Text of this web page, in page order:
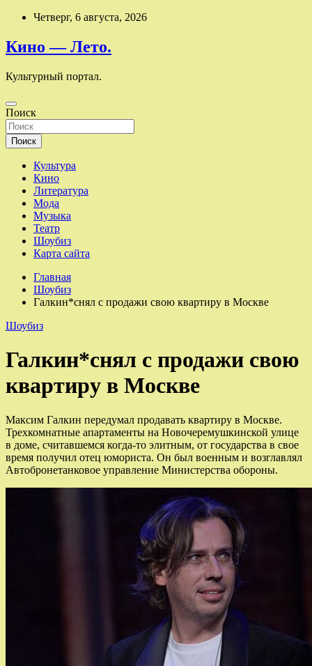
Перейти
содержимому
Четверг, 6 августа, 2026
Кино — Лето.
Культурный портал.
Поиск
Поиск
Культура
Кино
Литература
Мода
Музыка
Театр
Шоубиз
Карта сайта
Главная
Шоубиз
Галкин*снял с продажи свою квартиру в Москве
Шоубиз
Галкин*снял с продажи свою
квартиру в Москве
Максим Галкин передумал продавать квартиру в Москве.
Трехкомнатные апартаменты на Новочеремушкинской улице
в доме, считавшемся когда-то элитным, от государства в свое
время получил отец юмориста. Он был военным и возглавлял
Автобронетанковое управление Министерства обороны.